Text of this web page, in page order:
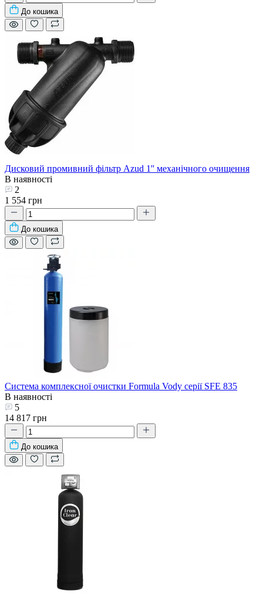
До кошика
Дисковий промивний фільтр Azud 1'' механічного очищення
В наявності
2
1 554 грн
До кошика
Система комплексної очистки Formula Vody серії SFE 835
В наявності
5
14 817 грн
До кошика